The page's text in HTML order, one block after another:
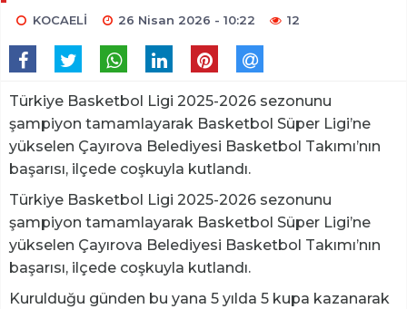
KOCAELİ 26 Nisan 2026 - 10:22 12
Türkiye Basketbol Ligi 2025-2026 sezonunu
şampiyon tamamlayarak Basketbol Süper Ligi’ne
yükselen Çayırova Belediyesi Basketbol Takımı’nın
başarısı, ilçede coşkuyla kutlandı.
Türkiye Basketbol Ligi 2025-2026 sezonunu
şampiyon tamamlayarak Basketbol Süper Ligi’ne
yükselen Çayırova Belediyesi Basketbol Takımı’nın
başarısı, ilçede coşkuyla kutlandı.
Kurulduğu günden bu yana 5 yılda 5 kupa kazanarak